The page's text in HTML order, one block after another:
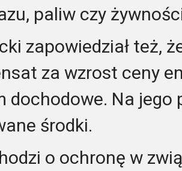
paliw czy
zapowiedział też,
za wzrost ceny
dochodowe. Na jego
środki.
o ochronę w